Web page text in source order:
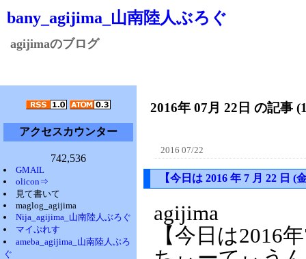
bany_agijima_山南陸人ぶろぐ
agijimaのブログ
アクセスカウンター
742,536
GMAIL
olicon⇒
見て書いて
maglog_agijima
Nija_agijima_山南陸人ぶろぐ
マイぷれす
ameba_agijima_山南陸人ぶろ
ぐ
2016年 07月 22日 の記事
2016 07/22
【今日は 2016 年 7 月 22 日
agijima
【今日は2016